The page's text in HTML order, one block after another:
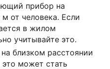
прибор на
от человека. Если
в жилом
учитывайте это.
близком расстоянии
это может стать